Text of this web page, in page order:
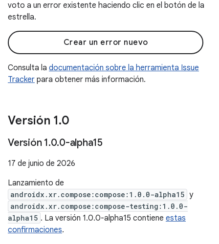
voto a un error existente haciendo clic en el botón de la
estrella.
Crear un error nuevo
Consulta la documentación sobre la herramienta Issue
Tracker para obtener más información.
Versión 1.0
Versión 1.0.0-alpha15
17 de junio de 2026
Lanzamiento de
androidx.xr.compose:compose:1.0.0-alpha15 y
androidx.xr.compose:compose-testing:1.0.0-
alpha15 . La versión 1.0.0-alpha15 contiene estas
confirmaciones.